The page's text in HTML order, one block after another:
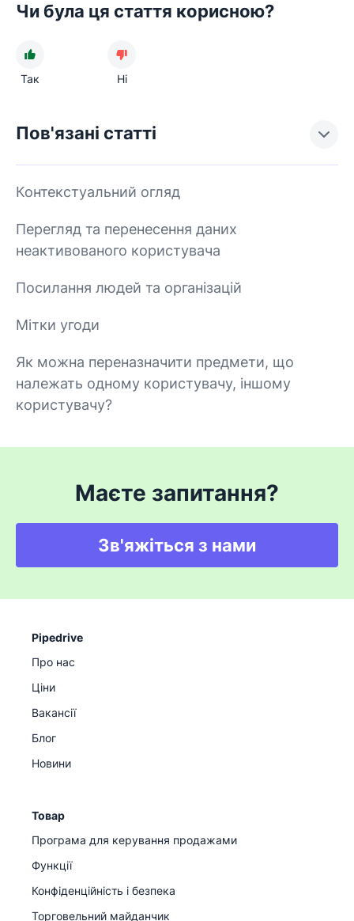
Чи була ця стаття корисною?
Так Ні
Пов'язані статті
Контекстуальний огляд
Перегляд та перенесення даних
неактивованого користувача
Посилання людей та організацій
Мітки угоди
Як можна переназначити предмети, що
належать одному користувачу, іншому
користувачу?
Маєте запитання?
Зв'яжіться з нами
Pipedrive
Про нас
Ціни
Вакансії
Блог
Новини
Товар
Програма для керування продажами
Функції
Конфіденційність і безпека
Торговельний майданчик